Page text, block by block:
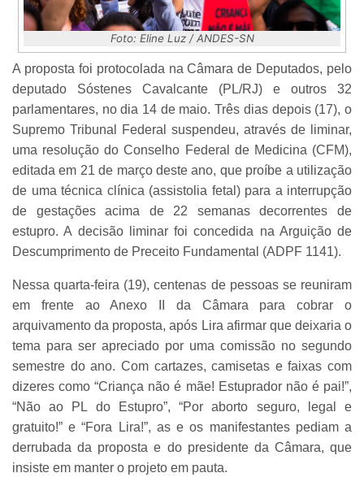
Foto: Eline Luz / ANDES-SN
A proposta foi protocolada na Câmara de Deputados, pelo
deputado Sóstenes Cavalcante (PL/RJ) e outros 32
parlamentares, no dia 14 de maio. Três dias depois (17), o
Supremo Tribunal Federal suspendeu, através de liminar,
uma resolução do Conselho Federal de Medicina (CFM),
editada em 21 de março deste ano, que proíbe a utilização
de uma técnica clínica (assistolia fetal) para a interrupção
de gestações acima de 22 semanas decorrentes de
estupro. A decisão liminar foi concedida na Arguição de
Descumprimento de Preceito Fundamental (ADPF 1141).
Nessa quarta-feira (19), centenas de pessoas se reuniram
em frente ao Anexo II da Câmara para cobrar o
arquivamento da proposta, após Lira afirmar que deixaria o
tema para ser apreciado por uma comissão no segundo
semestre do ano. Com cartazes, camisetas e faixas com
dizeres como “Criança não é mãe! Estuprador não é pai!”,
“Não ao PL do Estupro”, “Por aborto seguro, legal e
gratuito!” e “Fora Lira!”, as e os manifestantes pediam a
derrubada da proposta e do presidente da Câmara, que
insiste em manter o projeto em pauta.